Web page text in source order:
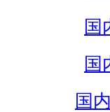
国
国
国